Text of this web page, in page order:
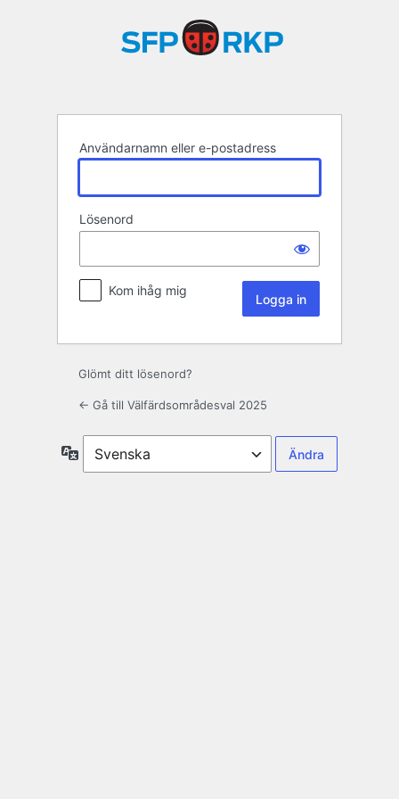
Användarnamn eller e-postadress
Lösenord
Kom ihåg mig
Glömt ditt lösenord?
← Gå till Välfärdsområdesval 2025
Språk